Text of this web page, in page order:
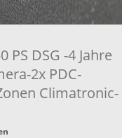
PS DSG -4 Jahre
2x PDC-
Climatronic-